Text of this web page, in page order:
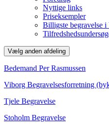
Nyttige links
Priseksempler
Billigste begravelse
Vælg anden afdeling
Bedemand Per Rasmussen
Viborg Begravelsesforretning
Tjele Begravelse
Stoholm Begravelse